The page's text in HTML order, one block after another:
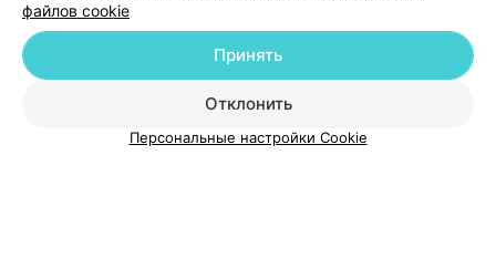
Новости проекта
Размещение рекламы
Медицинский маркетинг
Публичный договор
файлов cookie
Отклонить
Принять
Персональные настройки Cookie